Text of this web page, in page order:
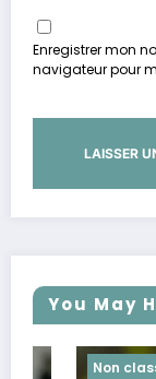
Enregistrer mon
navigateur pour
You May
Non classé